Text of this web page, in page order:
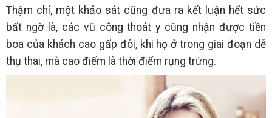
Thậm chí, một khảo sát cũng đưa ra kết luận hết sức
bất ngờ là, các vũ công thoát y cũng nhận được tiền
boa của khách cao gấp đôi, khi họ ở trong giai đoạn dễ
thụ thai, mà cao điểm là thời điểm rụng trứng.